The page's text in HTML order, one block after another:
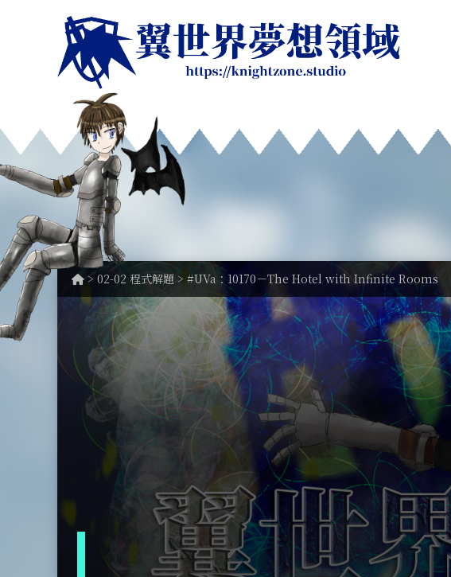
> 02-02 程式解題 > #UVa：10170－The Hotel with Infinite Rooms